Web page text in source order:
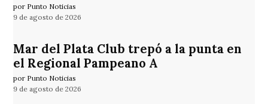
por Punto Noticias
9 de agosto de 2026
Mar del Plata Club trepó a la punta en
el Regional Pampeano A
por Punto Noticias
9 de agosto de 2026